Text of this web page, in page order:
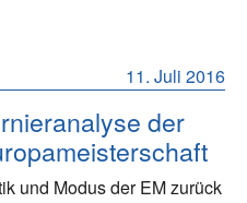
11. Juli 2016
der
und Modus der EM zurück